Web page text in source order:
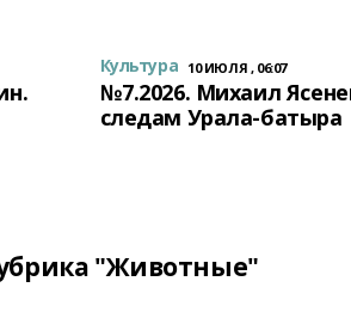
Культура 10 ИЮЛЯ , 06:07
№7.2026. Михаил
следам Урала-батыра
"Животные"